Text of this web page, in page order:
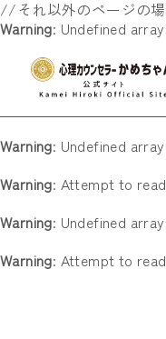
//それ以外のページの
Warning: Undefined
Warning: Undefined
Warning: Attempt to
Warning: Undefined
Warning: Attempt to